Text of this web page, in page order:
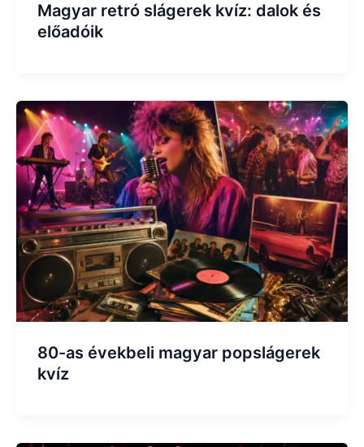
Magyar retró slágerek kvíz: dalok és
előadóik
80-as évekbeli magyar popslágerek
kvíz